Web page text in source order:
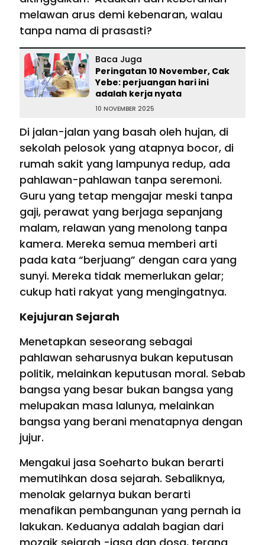
melawan arus demi kebenaran, walau
tanpa nama di prasasti?
Baca Juga
Peringatan 10 November, Cak
Yebe: perjuangan hari ini
adalah kerja nyata
10 NOVEMBER 2025
Di jalan-jalan yang basah oleh hujan, di
sekolah pelosok yang atapnya bocor, di
rumah sakit yang lampunya redup, ada
pahlawan-pahlawan tanpa seremoni.
Guru yang tetap mengajar meski tanpa
gaji, perawat yang berjaga sepanjang
malam, relawan yang menolong tanpa
kamera. Mereka semua memberi arti
pada kata “berjuang” dengan cara yang
sunyi. Mereka tidak memerlukan gelar;
cukup hati rakyat yang mengingatnya.
Kejujuran Sejarah
Menetapkan seseorang sebagai
pahlawan seharusnya bukan keputusan
politik, melainkan keputusan moral. Sebab
bangsa yang besar bukan bangsa yang
melupakan masa lalunya, melainkan
bangsa yang berani menatapnya dengan
jujur.
Mengakui jasa Soeharto bukan berarti
memutihkan dosa sejarah. Sebaliknya,
menolak gelarnya bukan berarti
menafikan pembangunan yang pernah ia
lakukan. Keduanya adalah bagian dari